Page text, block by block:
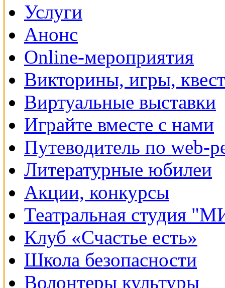
Услуги
Анонс
Online-мероприятия
Викторины, игры,
Виртуальные выставки
Играйте вместе с нами
Путеводитель по web-
Литературные юбилеи
Акции, конкурсы
Театральная студия
Клуб «Счастье есть»
Школа безопасности
Волонтеры культуры